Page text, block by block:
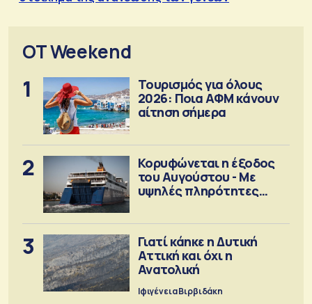
OT Weekend
1
Τουρισμός για όλους
2026: Ποια ΑΦΜ κάνουν
αίτηση σήμερα
2
Κορυφώνεται η έξοδος
του Αυγούστου - Με
υψηλές πληρότητες
3
Γιατί κάηκε η Δυτική
Αττική και όχι η
Ανατολική
Ιφιγένεια Βιρβιδάκη